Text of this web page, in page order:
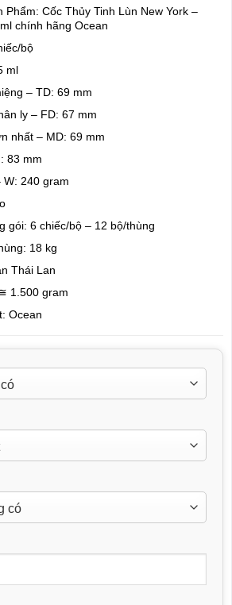
Phẩm: Cốc Thủy Tinh Lùn New York –
chính hãng Ocean
bộ
ml
– TD: 69 mm
ly – FD: 67 mm
nhất – MD: 69 mm
83 mm
240 gram
gói: 6 chiếc/bộ – 12 bộ/thùng
18 kg
Thái Lan
1.500 gram
Ocean